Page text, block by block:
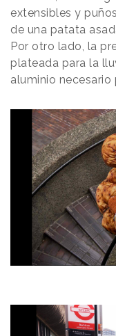
extensibles y
de una patata
Por otro lado, la
plateada para la
aluminio necesario